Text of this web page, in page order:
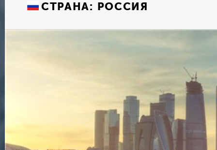
СТРАНА: РОССИЯ